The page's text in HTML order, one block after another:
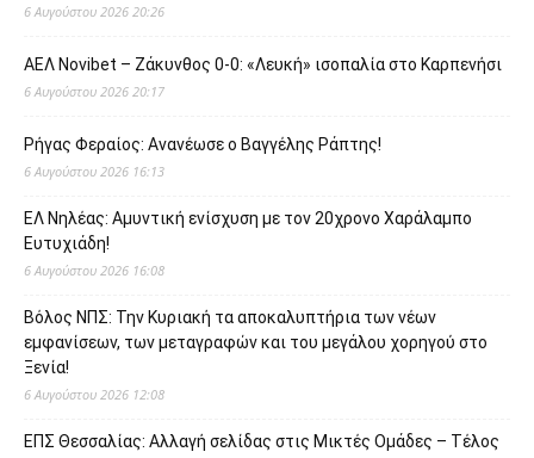
6 Αυγούστου 2026 20:26
ΑΕΛ Novibet – Ζάκυνθος 0-0: «Λευκή» ισοπαλία στο Καρπενήσι
6 Αυγούστου 2026 20:17
Ρήγας Φεραίος: Ανανέωσε ο Βαγγέλης Ράπτης!
6 Αυγούστου 2026 16:13
ΕΛ Νηλέας: Αμυντική ενίσχυση με τον 20χρονο Χαράλαμπο
Ευτυχιάδη!
6 Αυγούστου 2026 16:08
Βόλος ΝΠΣ: Την Κυριακή τα αποκαλυπτήρια των νέων
εμφανίσεων, των μεταγραφών και του μεγάλου χορηγού στο
Ξενία!
6 Αυγούστου 2026 12:08
ΕΠΣ Θεσσαλίας: Αλλαγή σελίδας στις Μικτές Ομάδες – Τέλος